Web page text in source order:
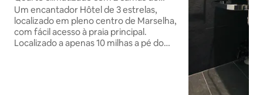
solteiro, para até 2 pessoas
Um encantador Hôtel de 3 estrelas,
localizado em pleno centro de Marselha,
com fácil acesso à praia principal.
Localizado a apenas 10 milhas a pé do